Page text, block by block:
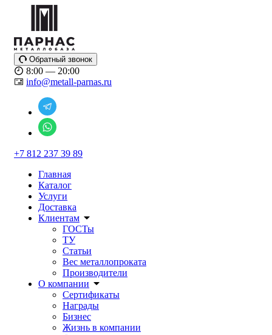
Обратный звонок
8:00 — 20:00
info@metall-parnas.ru
+7 812 237 39 89
Главная
Каталог
Услуги
Доставка
Клиентам
ГОСТы
ТУ
Статьи
Вес металлопроката
Производители
О компании
Сертификаты
Награды
Бизнес
Жизнь в компании